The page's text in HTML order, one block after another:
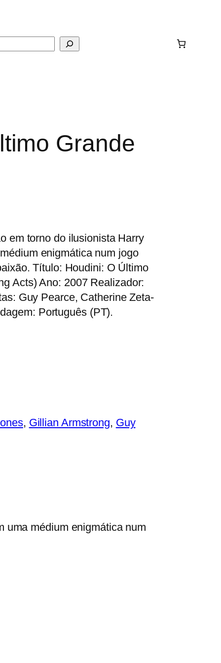
Grande
em torno do ilusionista Harry
enigmática num jogo
Título: Houdini: O Último
Acts) Ano: 2007 Realizador:
Guy Pearce, Catherine Zeta-
Português (PT).
, Gillian Armstrong, Guy
uma médium enigmática num